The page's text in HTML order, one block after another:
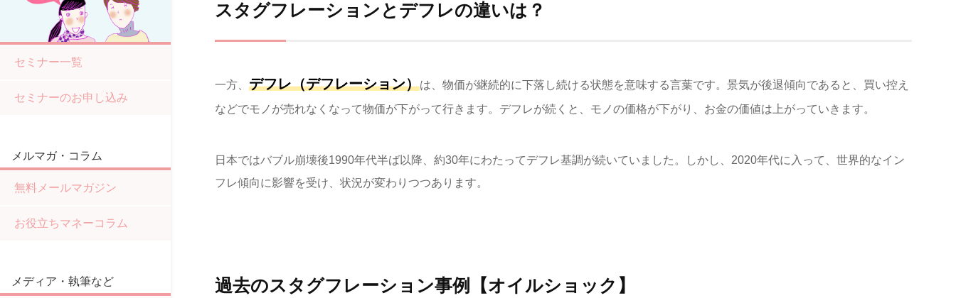
スタグフレーションとデフレの違いは？
一方、 デフレ（デフレーション）は、物価が継続的に下落し続ける状態を意味する言葉です。景気が後退傾向であると、買い控え
などでモノが売れなくなって物価が下がって行きます。デフレが続くと、モノの価格が下がり、お金の価値は上がっていきます。
日本ではバブル崩壊後1990年代半ば以降、約30年にわたってデフレ基調が続いていました。しかし、2020年代に入って、世界的なイン
フレ傾向に影響を受け、状況が変わりつつあります。
過去のスタグフレーション事例【オイルショック】
セミナー一覧
セミナーのお申し込み
メルマガ・コラム
無料メールマガジン
お役立ちマネーコラム
メディア・執筆など